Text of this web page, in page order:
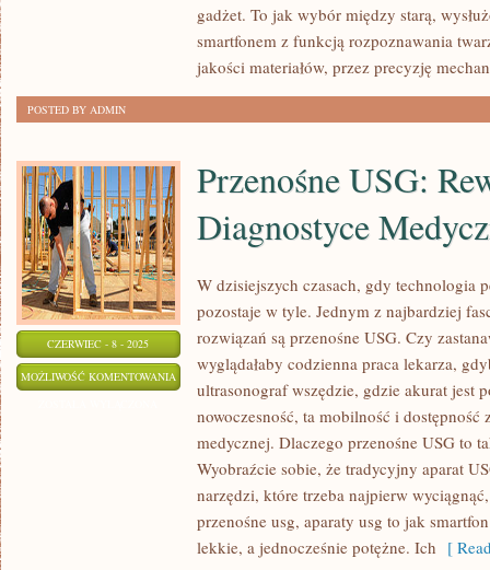
gadżet. To jak wybór między starą,
smartfonem z funkcją rozpoznawania
jakości materiałów, przez precyzję
POSTED BY ADMIN
CZERWIEC - 8 - 2025
MOŻLIWOŚĆ KOMENTOWANIA PRZENOŚNE
Przenośne USG:
Diagnostyce
W dzisiejszych czasach, gdy technologia
pozostaje w tyle. Jednym z najbardziej
rozwiązań są przenośne USG. Czy
wyglądałaby codzienna praca lekarza,
ultrasonograf wszędzie, gdzie akurat jest
nowoczesność, ta mobilność i
medycznej. Dlaczego przenośne USG to
Wyobraźcie sobie, że tradycyjny aparat
narzędzi, które trzeba najpierw
przenośne usg, aparaty usg to jak
lekkie, a jednocześnie potężne. Ich [